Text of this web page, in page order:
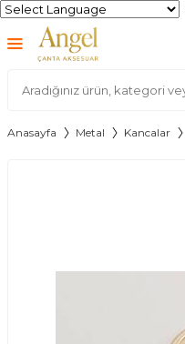
Anasayfa Metal Kancalar